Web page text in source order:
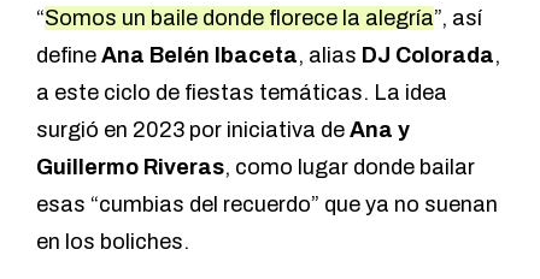
“Somos un baile donde florece la alegría”, así
define Ana Belén Ibaceta, alias DJ Colorada,
a este ciclo de fiestas temáticas. La idea
surgió en 2023 por iniciativa de Ana y
Guillermo Riveras, como lugar donde bailar
esas “cumbias del recuerdo” que ya no suenan
en los boliches.